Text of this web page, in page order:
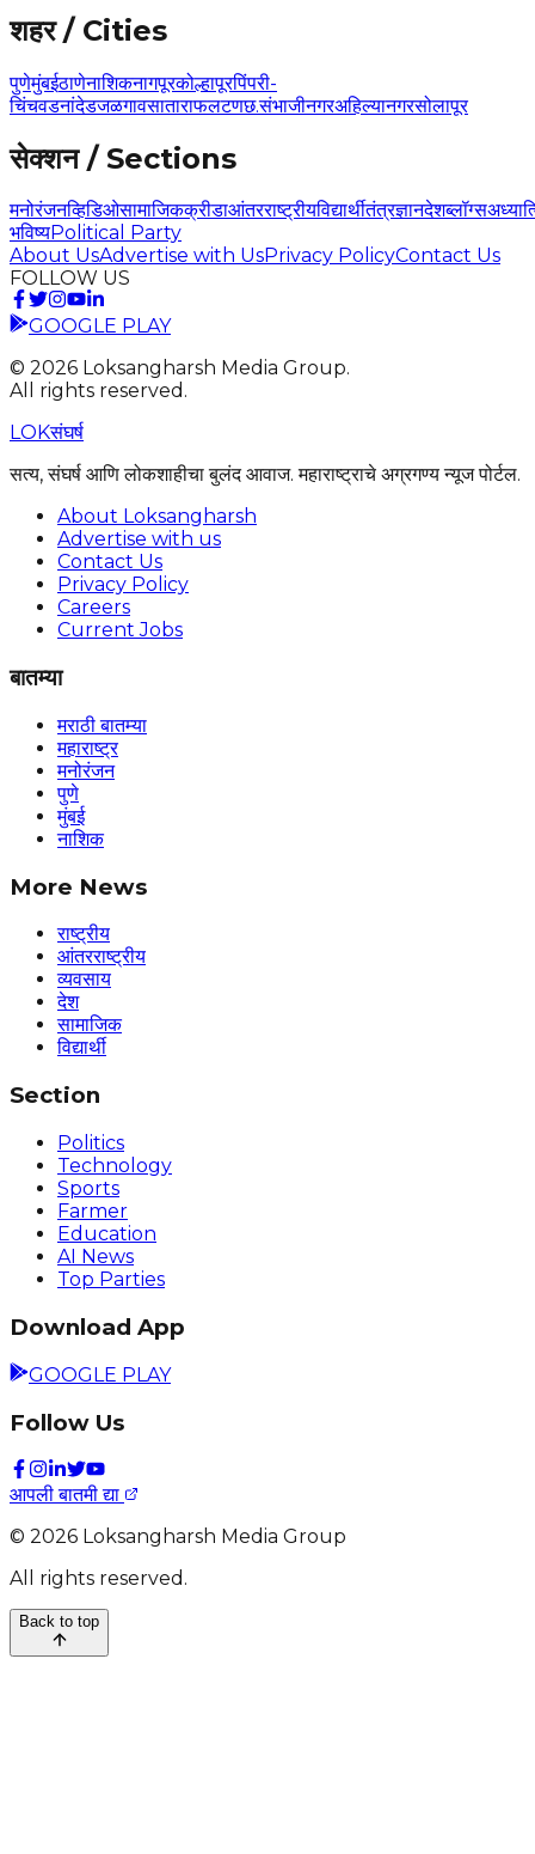
शहर / Cities
पुणेमुंबईठाणेनाशिकनागपूरकोल्हापूरपिंपरी-
चिंचवडनांदेडजळगावसाताराफलटणछ.संभाजीनगरअहिल्यानगरसोलापूर
सेक्शन / Sections
मनोरंजनव्हिडिओसामाजिकक्रीडाआंतरराष्ट्रीयविद्यार्थीतंत्रज्ञानदेशब्लॉग्स
भविष्यPolitical Party
About UsAdvertise with UsPrivacy PolicyContact Us
FOLLOW US
GOOGLE PLAY
© 2026 Loksangharsh Media Group.
All rights reserved.
LOKसंघर्ष
सत्य, संघर्ष आणि लोकशाहीचा बुलंद आवाज. महाराष्ट्राचे अग्रगण्य न्यूज पोर्टल.
About Loksangharsh
Advertise with us
Contact Us
Privacy Policy
Careers
Current Jobs
बातम्या
मराठी बातम्या
महाराष्ट्र
मनोरंजन
पुणे
मुंबई
नाशिक
More News
राष्ट्रीय
आंतरराष्ट्रीय
व्यवसाय
देश
सामाजिक
विद्यार्थी
Section
Politics
Technology
Sports
Farmer
Education
AI News
Top Parties
Download App
GOOGLE PLAY
Follow Us
आपली बातमी द्या
© 2026 Loksangharsh Media Group
All rights reserved.
Back to top